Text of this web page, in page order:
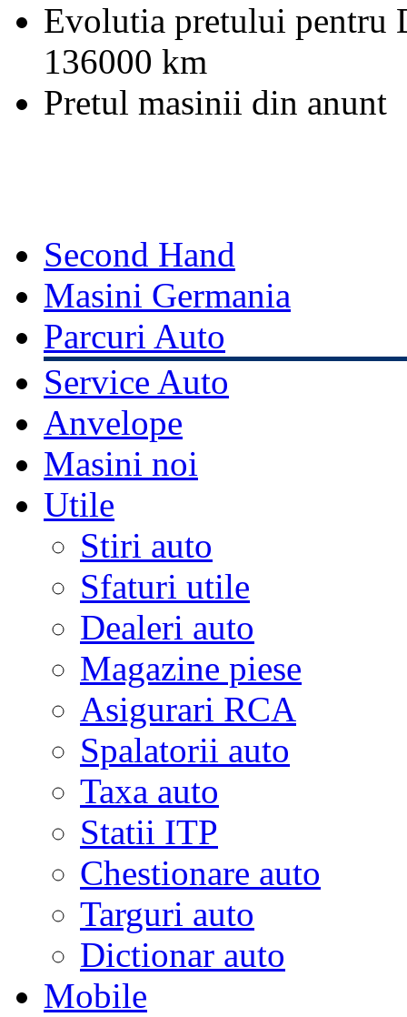
Evolutia pretului pentru
136000 km
Pretul masinii din anunt
Second Hand
Masini Germania
Parcuri Auto
Service Auto
Anvelope
Masini noi
Utile
Stiri auto
Sfaturi utile
Dealeri auto
Magazine piese
Asigurari RCA
Spalatorii auto
Taxa auto
Statii ITP
Chestionare auto
Targuri auto
Dictionar auto
Mobile